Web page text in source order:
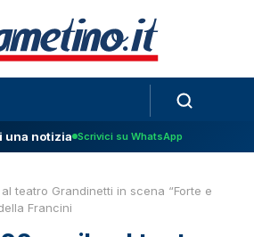
una notizia Scrivici su WhatsApp
teatro Grandinetti in scena “Forte e
Francini